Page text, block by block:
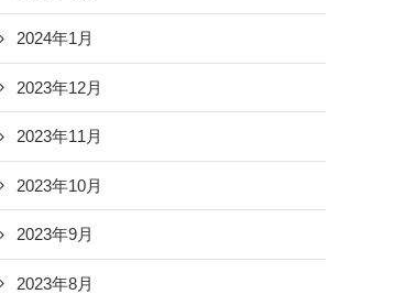
2024年1月
2023年12月
2023年11月
2023年10月
2023年9月
2023年8月